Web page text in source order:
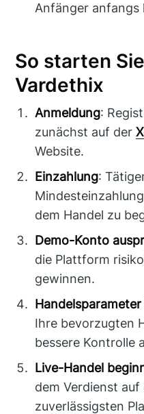
Anfänger anfangs
So starten
Vardethix
Anmeldung:
zunächst auf der
Website.
Einzahlung:
dem Handel zu
Demo-Konto
die Plattform
gewinnen.
Ihre bevorzugten
bessere Kontrolle
Live-Handel
dem Verdienst auf
zuverlässigsten